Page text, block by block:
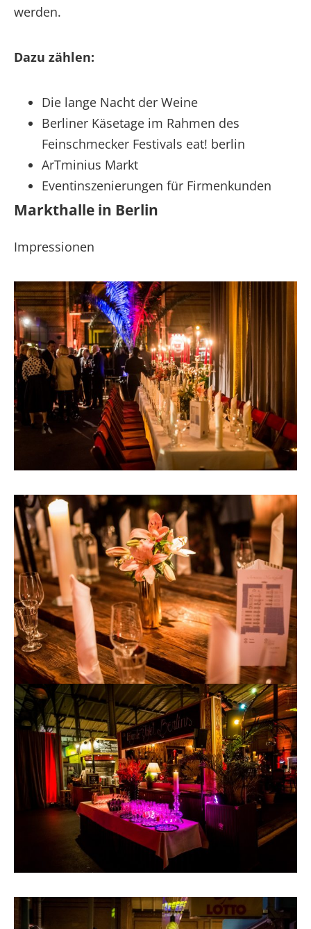
werden.
Dazu zählen:
Die lange Nacht der Weine
Berliner Käsetage im Rahmen des
Feinschmecker Festivals eat! berlin
ArTminius Markt
Eventinszenierungen für Firmenkunden
Markthalle in Berlin
Impressionen